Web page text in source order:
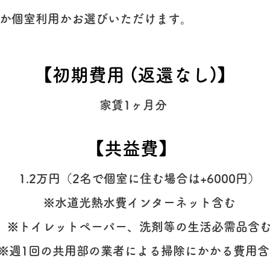
個室利用かお選びいただけます。
​【初期費用 (返還なし)】
家賃1ヶ月分
​【共益費】
1.2万円（2名で個室に住む場合は+6000円）
※水道光熱水費インターネット含む
※トイレットペーパー、洗剤等の生活必需品含
週1回の共用部の業者による掃除にかかる費用